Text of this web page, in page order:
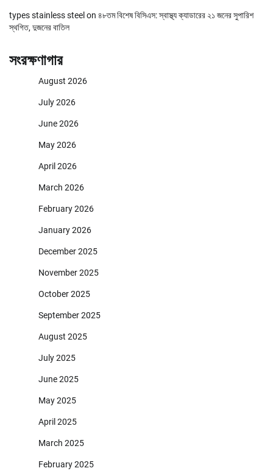
types stainless steel on ৪৮তম বিশেষ বিসিএস: স্বাস্থ্য ক্যাডারের ২১ জনের সুপারিশ
স্থগিত, দুজনের বাতিল
সংরক্ষণাগার
August 2026
July 2026
June 2026
May 2026
April 2026
March 2026
February 2026
January 2026
December 2025
November 2025
October 2025
September 2025
August 2025
July 2025
June 2025
May 2025
April 2025
March 2025
February 2025